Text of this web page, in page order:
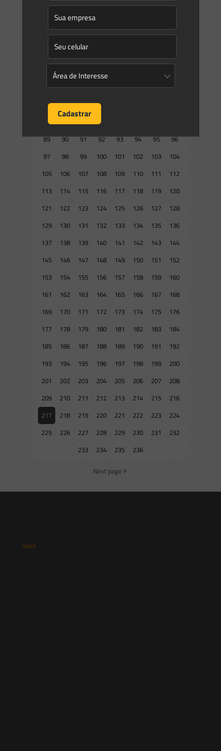
34 35
41
42 43 44 45 46 47
48
50 51
65
66 67 68 69 70 71
72
73
74 75 76
81
82 83 84
89
90 91 92 93 94 95
96
97
98 99 100 101 102 103
104
105
106 107 108 109 110 111
112
113
114 115 116 117 118 119
120
121
122 123 124 125 126 127
128
129
130 131 132 133 134 135
136
137
138 139 140 141 142 143
144
145
146 147 148 149 150 151
152
153
154 155 156 157 158 159
160
161
162 163 164 165 166 167
168
169
170 171 172 173 174 175
176
177
178 179 180 181 182 183
184
185
186 187 188 189 190 191
192
193
194 195 196 197 198 199
200
201
202 203 204 205 206 207
208
209
210 211 212 213 214 215
216
217
218 219 220 221 222 223
224
225
226 227 228 229 230 231
232
233
234 235 236
Next page
Saes